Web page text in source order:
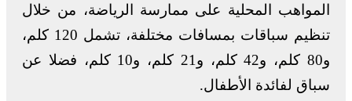
المواهب المحلية على ممارسة الرياضة، من خلال
تنظيم سباقات بمسافات مختلفة، تشمل 120 كلم،
و80 كلم، و42 كلم، و21 كلم، و10 كلم، فضلا عن
سباق لفائدة الأطفال.